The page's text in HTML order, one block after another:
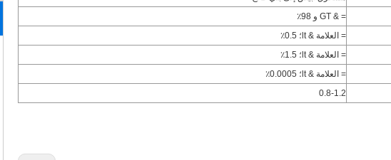
= & GT و 98٪
= العلامة & lt؛ 0.5٪
= العلامة & lt؛ 1.5٪
= العلامة & lt؛ 0.0005٪
0.8-1.2